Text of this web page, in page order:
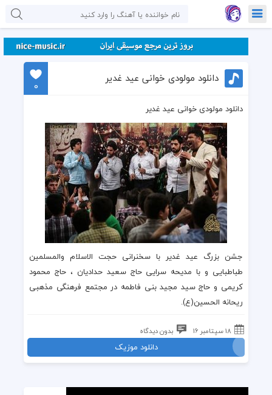
دانلود مولودی خوانی عید غدیر
0
دانلود مولودی خوانی عید غدیر
جشن بزرگ عید غدیر با سخنرانی حجت الاسلام والمسلمین
طباطبایی و با مدیحه سراییحاج سعید حدادیان ، حاج محمود
کریمی و حاج سید مجید بنی فاطمه در مجتمع فرهنگی مذهبی
ریحانه الحسین(ع).
18 سپتامبر 16 بدون دیدگاه
دانلود موزیک